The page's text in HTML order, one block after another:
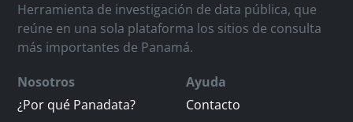
Herramienta de investigación de data pública, que
reúne en una sola plataforma los sitios de consulta
más importantes de Panamá.
Nosotros
¿Por qué Panadata?
Ayuda
Contacto